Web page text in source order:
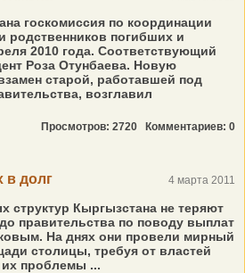
госкомиссия по координации
родственников погибших и
2010 года. Соответствующий
Роза Отунбаева. Новую
старой, работавшей под
возглавил
Просмотров: 2720 Комментариев: 0
в долг 4 марта 2011
структур Кыргызстана не теряют
правительства по поводу выплат
На днях они провели мирный
столицы, требуя от властей
их проблемы ...